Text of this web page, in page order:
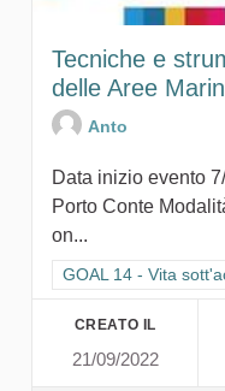
Tecniche e
delle Aree
Anto
Data inizio evento
Porto Conte
on...
Filtra i risultati per
GOAL 14 - Vita
CREATO IL
21/09/2022